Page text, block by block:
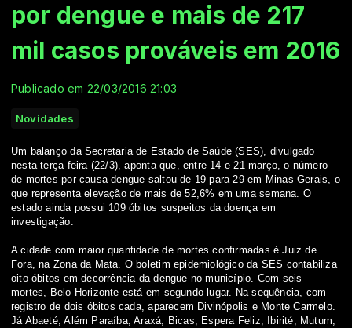
por dengue e mais de 217
mil casos prováveis em 2016
Publicado em 22/03/2016 21:03
Novidades
Um balanço da Secretaria de Estado de Saúde (SES), divulgado
nesta terça-feira (22/3), aponta que, entre 14 e 21 março, o número
de mortes por causa dengue saltou de 19 para 29 em Minas Gerais, o
que representa elevação de mais de 52,6% em uma semana. O
estado ainda possui 109 óbitos suspeitos da doença em
investigação.
A cidade com maior quantidade de mortes confirmadas é Juiz de
Fora, na Zona da Mata. O boletim epidemiológico da SES contabiliza
oito óbitos em decorrência da dengue no município. Com seis
mortes, Belo Horizonte está em segundo lugar. Na sequência, com
registro de dois óbitos cada, aparecem Divinópolis e Monte Carmelo.
Já Abaeté, Além Paraíba, Araxá, Bicas, Espera Feliz, Ibirité, Mutum,